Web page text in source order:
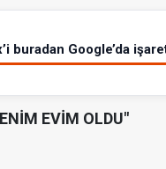
buradan Google’da
EVİM OLDU"